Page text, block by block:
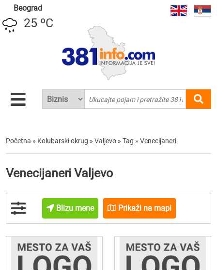
Beograd
25 ºC
Početna » Kolubarski okrug » Valjevo » Tag » Venecijaneri
Venecijaneri Valjevo
Blizu mene Prikaži na mapi